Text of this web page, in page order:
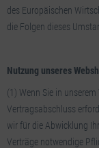
des Europäischen
die Folgen dieses
Nutzung unseres
(1) Wenn Sie in
Vertragsabschluss
wir für die Abwicklung
Verträge notwendige